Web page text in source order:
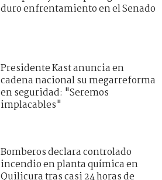
duro enfrentamiento en el Senado
Presidente Kast anuncia en
cadena nacional su megarreforma
en seguridad: "Seremos
implacables"
Bomberos declara controlado
incendio en planta química en
Quilicura tras casi 24 horas de